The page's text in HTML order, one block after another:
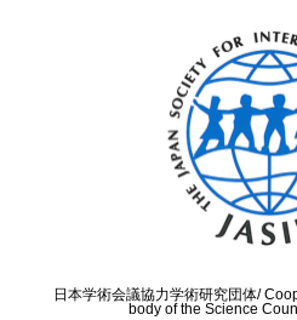
日本学術会議協力学術研究団体/
body of the Science